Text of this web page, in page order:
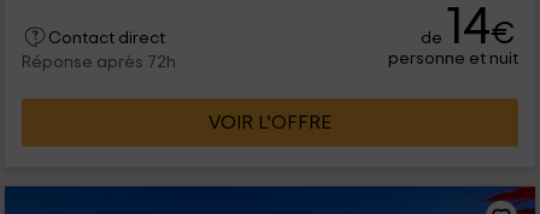
Contact direct
Réponse après 72h
de 14€
personne et nuit
VOIR L’OFFRE